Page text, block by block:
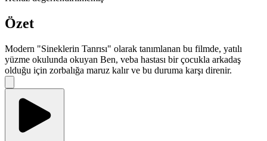
Özet
Modern "Sineklerin Tanrısı" olarak tanımlanan bu filmde, yatılı
yüzme okulunda okuyan Ben, veba hastası bir çocukla arkadaş
olduğu için zorbalığa maruz kalır ve bu duruma karşı direnir.